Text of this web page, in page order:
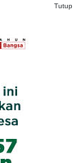
Tutup